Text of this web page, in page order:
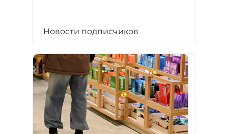
Новости подписчиков